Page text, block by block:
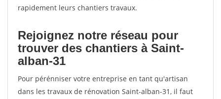
rapidement leurs chantiers travaux.
Rejoignez notre réseau pour
trouver des chantiers à Saint-
alban-31
Pour pérénniser votre entreprise en tant qu'artisan
dans les travaux de rénovation Saint-alban-31, il faut